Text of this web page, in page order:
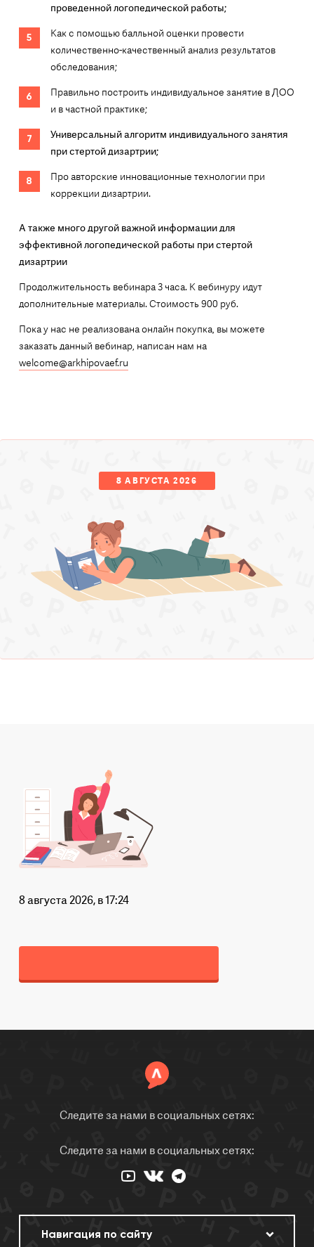
проведенной логопедической работы;
Как с помощью балльной оценки провести
количественно-качественный анализ результатов
обследования;
Правильно построить индивидуальное занятие в ДОО
и в частной практике;
Универсальный алгоритм индивидуального занятия
при стертой дизартрии;
Про авторские инновационные технологии при
коррекции дизартрии.
А также много другой важной информации для
эффективной логопедической работы при стертой
дизартрии
Продолжительность вебинара 3 часа. К вебинуру идут
дополнительные материалы. Стоимость 900 руб.
Пока у нас не реализована онлайн покупка, вы можете
заказать данный вебинар, написан нам на
welcome@arkhipovaef.ru
8 АВГУСТА 2026
8 августа 2026, в 17:24
Следите за нами в социальных сетях:
Следите за нами в социальных сетях: